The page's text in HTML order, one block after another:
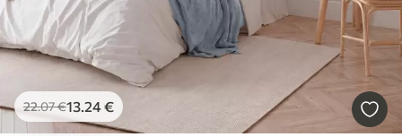
22.07€13.24€